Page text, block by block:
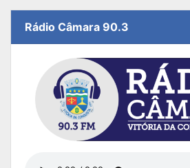
Rádio Câmara 90.3